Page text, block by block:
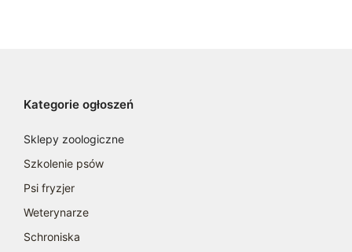
Kategorie ogłoszeń
Sklepy zoologiczne
Szkolenie psów
Psi fryzjer
Weterynarze
Schroniska